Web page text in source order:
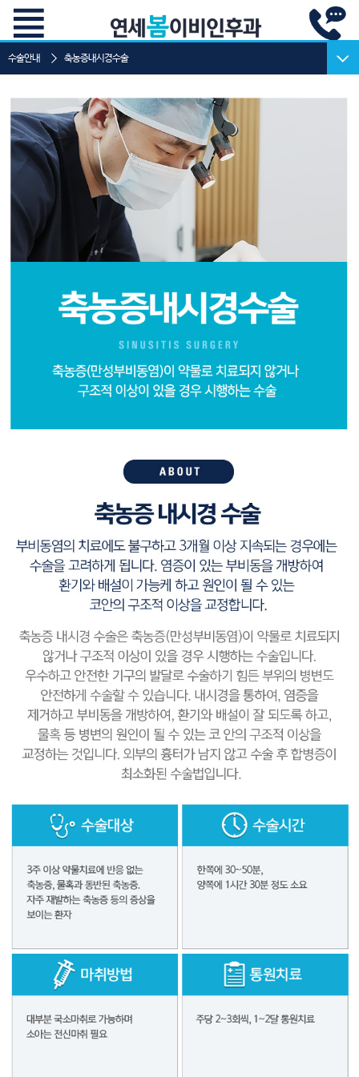
수술안내 축농증내시경수술
축농증내시경수술
비중격 교정술
코골이 수술
설소대수술
고주파 편도선 수술